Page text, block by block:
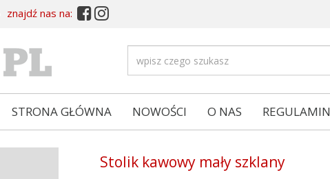
znajdź nas na: 
STRONA GŁÓWNA NOWOŚCI O NAS REGULAMIN
Stolik kawowy mały szklany